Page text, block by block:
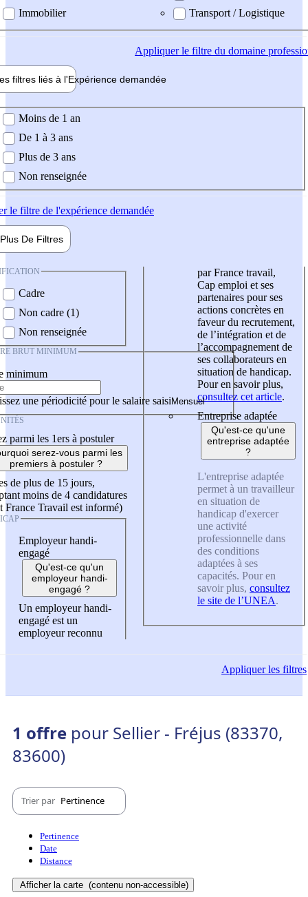
Immobilier
Transport / Logistique
Appliquerle filtre du domaine
filtres liés à l'Expérience demandée
demandée
Moins de 1 an
De 1 à 3 ans
Plus de 3 ans
Non renseignée
le filtre de l'expérience demandée
Plus De Filtres
Cadre
Non cadre (1)
Non renseignée
BRUT MINIMUM
minimum
une périodicité pour le salaire saisi
parmi les 1ers à postuler
serez-vous parmi les
premiers à postuler ?
de plus de 15 jours,
moins de 4 candidatures
France Travail est informé)
Employeur handi-
engagé
Qu'est-ce qu'un
employeur handi-
engagé ?
Un employeur handi-
engagé est un
employeur reconnu
par France travail,
Cap emploi et ses
partenaires pour ses
actions concrètes en
faveur du recrutement,
de l’intégration et de
l’accompagnement de
ses collaborateurs en
situation de handicap.
Pour en savoir plus,
consultez cet article.
Entreprise adaptée
Qu'est-ce qu'une
entreprise adaptée
?
L'entreprise adaptée
permet à un travailleur
en situation de
handicap d'exercer
une activité
professionnelle dans
des conditions
adaptées à ses
capacités. Pour en
savoir plus, consultez
le site de l’UNEA.
Appliquerles filtres
1 offre pour Sellier - Fréjus (83370,
83600)
Trier par Pertinence
Pertinence
Date
Distance
Afficher la carte (contenu non-accessible)